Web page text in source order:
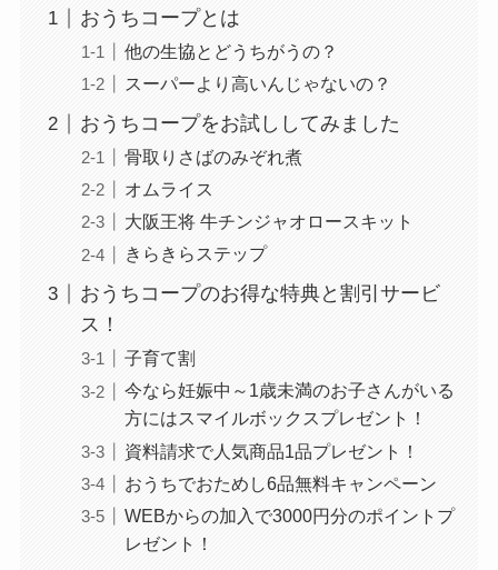
おうちコープとは
他の生協とどうちがうの？
スーパーより高いんじゃないの？
おうちコープをお試ししてみました
骨取りさばのみぞれ煮
オムライス
大阪王将 牛チンジャオロースキット
きらきらステップ
おうちコープのお得な特典と割引サービ
ス！
子育て割
今なら妊娠中～1歳未満のお子さんがいる
方にはスマイルボックスプレゼント！
資料請求で人気商品1品プレゼント！
おうちでおためし6品無料キャンペーン
WEBからの加入で3000円分のポイントプ
レゼント！